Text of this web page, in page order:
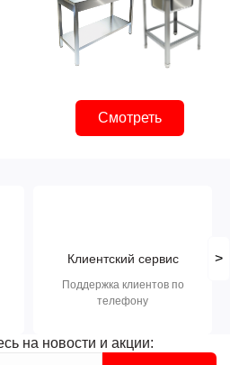
Смотреть
Клиентский сервис
Поддержка клиентов по
телефону
>
на новости и акции: